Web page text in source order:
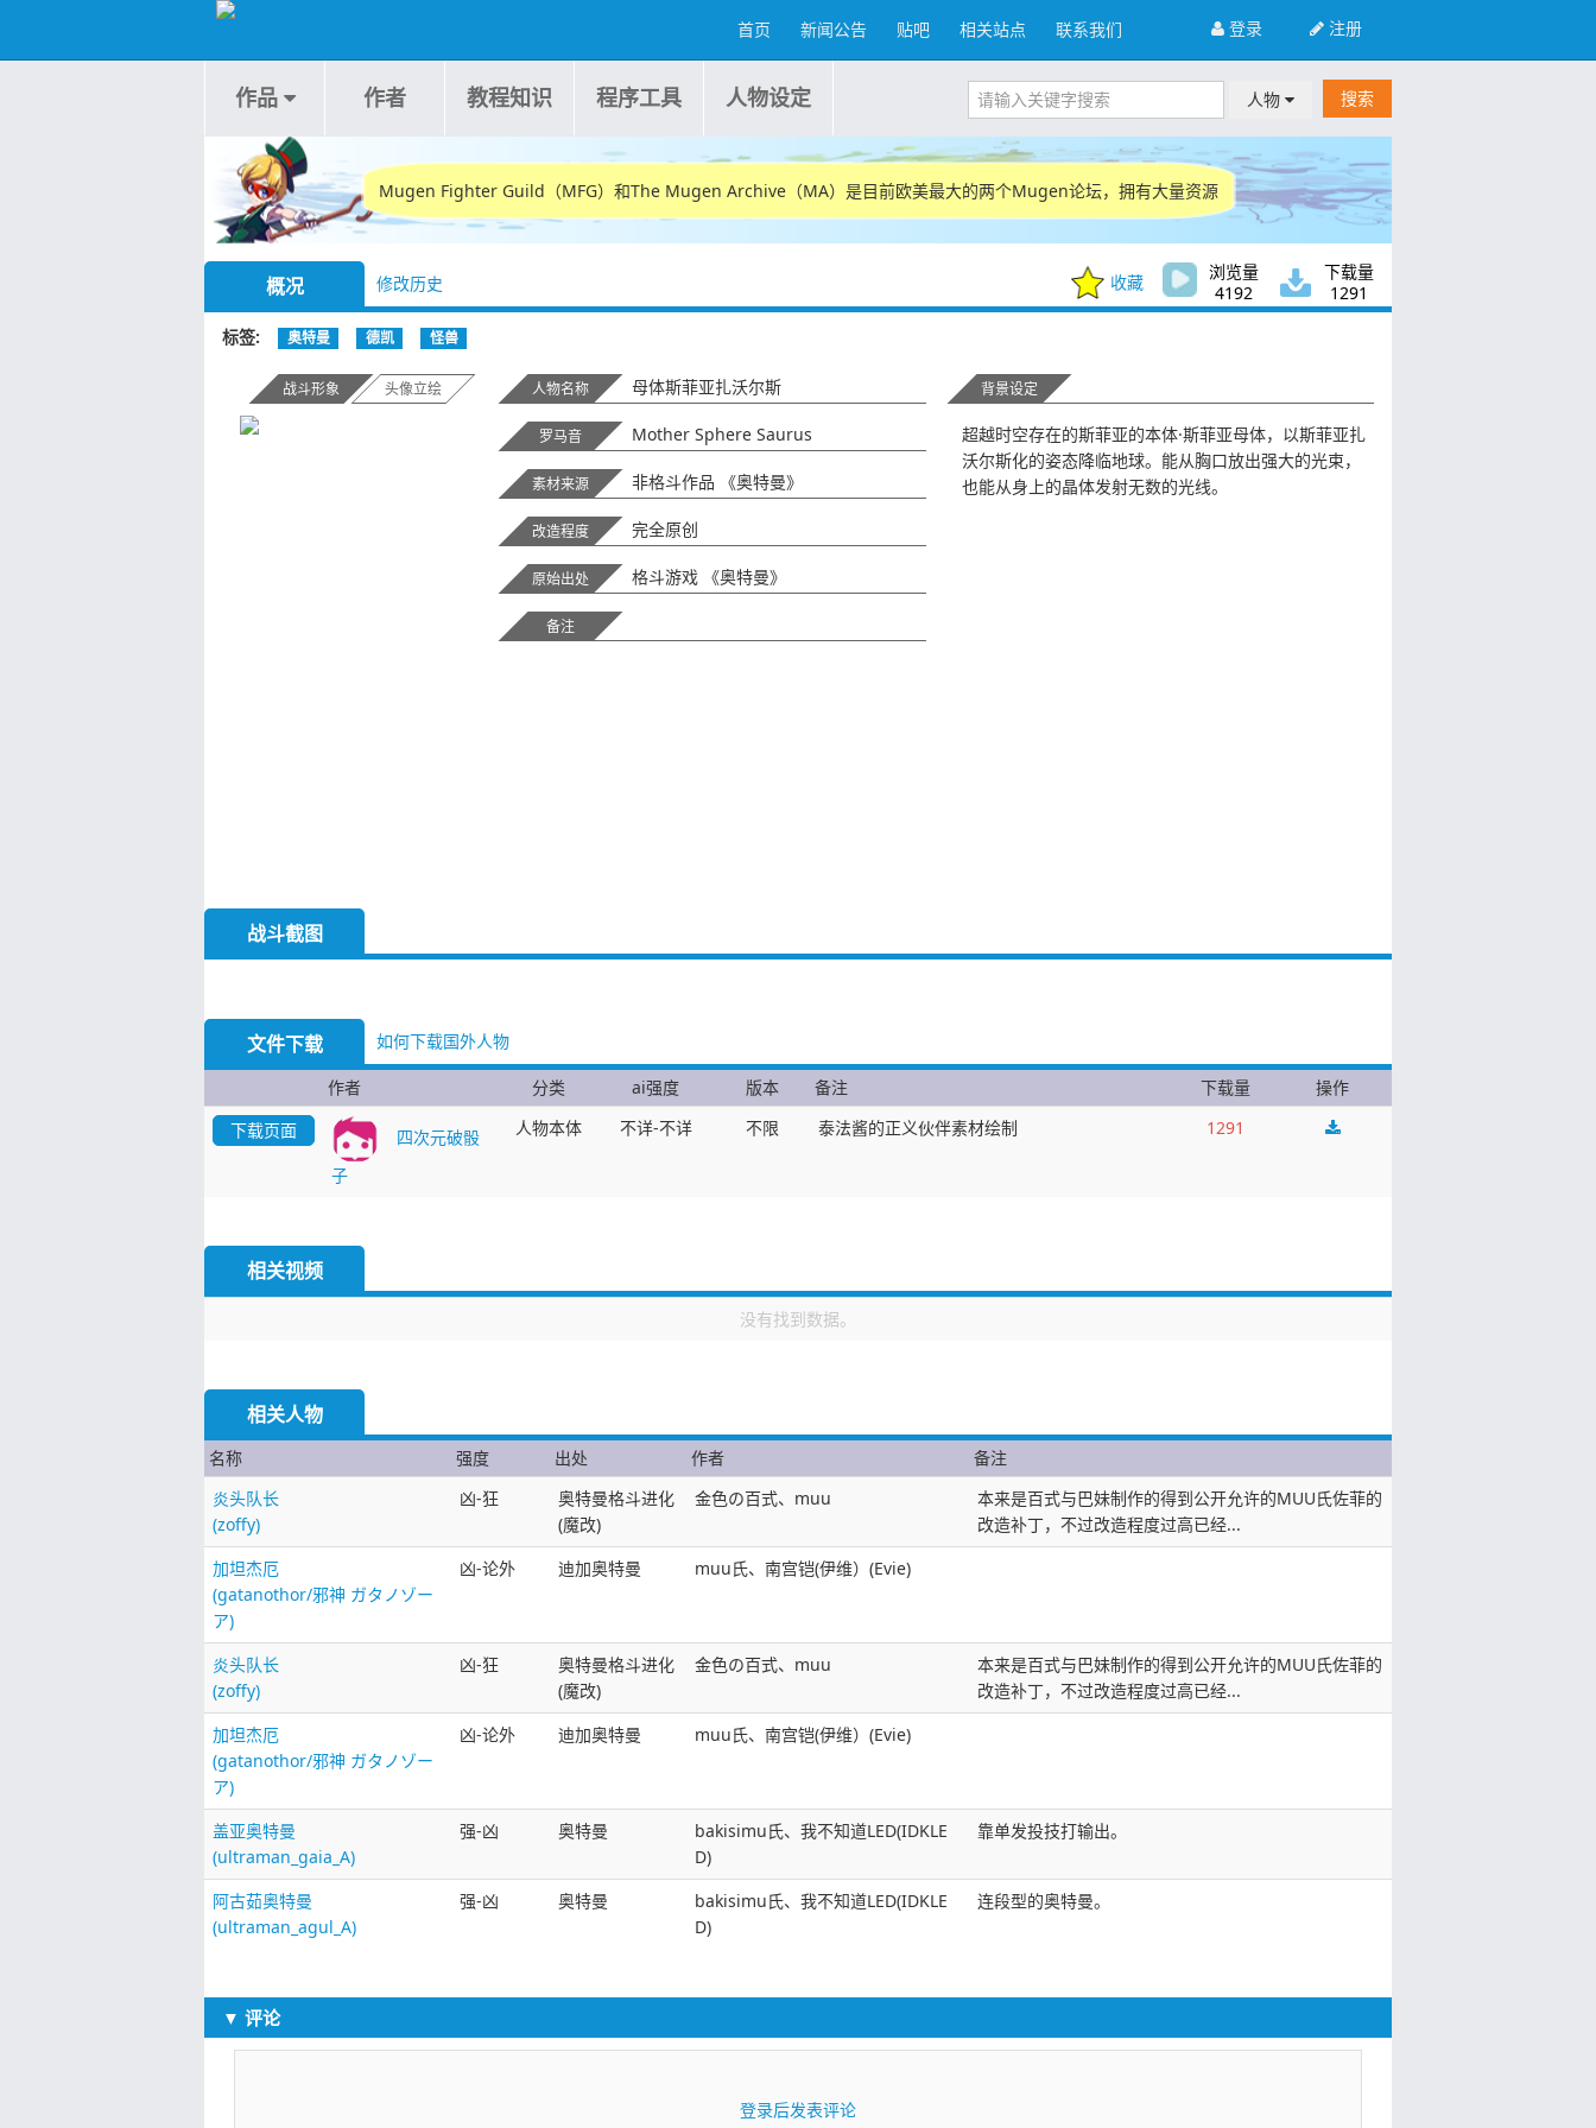
注册
登录
首页 新闻公告 贴吧 相关站点 联系我们
作品 作者 教程知识 程序工具 人物设定 人物 搜索
Mugen Fighter Guild（MFG）和The Mugen Archive（MA）是目前欧美最大的两个Mugen论坛，拥有大量资源
概况 修改历史 收藏
浏览量
4192
下载量
1291
标签
奥特曼 德凯 怪兽
战斗形象 头像立绘 人物名称 母体斯菲亚扎沃尔斯
罗马音 Mother Sphere Saurus
素材来源 非格斗作品 《奥特曼》
改造程度 完全原创
原始出处 格斗游戏 《奥特曼》
备注
背景设定
超越时空存在的斯菲亚的本体·斯菲亚母体，以斯菲亚扎
沃尔斯化的姿态降临地球。能从胸口放出强大的光束，
也能从身上的晶体发射无数的光线。
战斗截图
文件下载 如何下载国外人物
作者 分类 ai强度 版本 备注 下载量
操作
下载页面
四次元破骰
子
人物本体 不详-不详 不限 泰法酱的正义伙伴素材绘制 1291
相关视频
没有找到数据。
相关人物
名称 强度 出处 作者
备注
炎头队长
(zoffy)
凶-狂
奥特曼格斗进化
(魔改)
金色の百式、muu
本来是百式与巴妹制作的得到公开允许的MUU氏佐菲的
改造补丁，不过改造程度过高已经...
加坦杰厄
(gatanothor/邪神 ガタノゾー
ア)
凶-论外 迪加奥特曼 muu氏、南宫铠(伊维）(Evie)
炎头队长
(zoffy)
凶-狂
奥特曼格斗进化
(魔改)
金色の百式、muu
本来是百式与巴妹制作的得到公开允许的MUU氏佐菲的
改造补丁，不过改造程度过高已经...
加坦杰厄
(gatanothor/邪神 ガタノゾー
ア)
凶-论外 迪加奥特曼 muu氏、南宫铠(伊维）(Evie)
盖亚奥特曼
(ultraman_gaia_A)
强-凶 奥特曼
bakisimu氏、我不知道LED(IDKLE
D)
靠单发投技打输出。
阿古茹奥特曼
(ultraman_agul_A)
强-凶 奥特曼
bakisimu氏、我不知道LED(IDKLE
D)
连段型的奥特曼。
▼ 评论
登录后发表评论